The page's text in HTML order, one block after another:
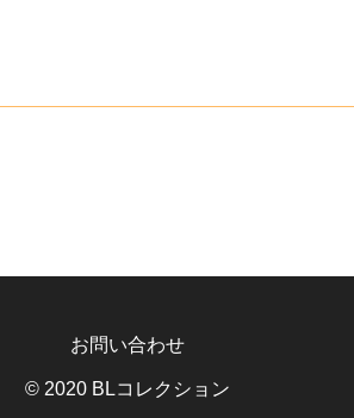
お問い合わせ
© 2020 BLコレクション